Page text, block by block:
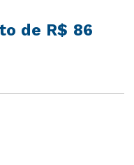
de R$ 86